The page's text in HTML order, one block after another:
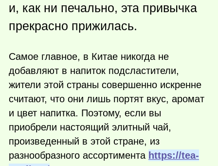
и, как ни печально, эта привычка
прекрасно прижилась.
Самое главное, в Китае никогда не
добавляют в напиток подсластители,
жители этой страны совершенно искренне
считают, что они лишь портят вкус, аромат
и цвет напитка. Поэтому, если вы
приобрели настоящий элитный чай,
произведенный в этой стране, из
разнообразного ассортимента https://tea-